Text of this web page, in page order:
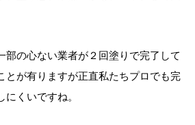
部の心ない業者が２回塗りで完了して
とが有りますが正直私たちプロでも完
くいですね。